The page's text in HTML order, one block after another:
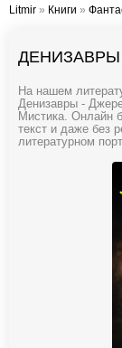
Litmir » Книги »
На нашем
Денизавры -
Мистика. Онлайн
текст и даже без
литературном